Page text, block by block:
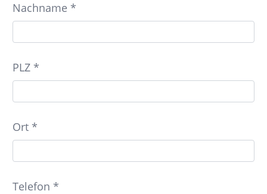
Nachname *
PLZ *
Ort *
Telefon *